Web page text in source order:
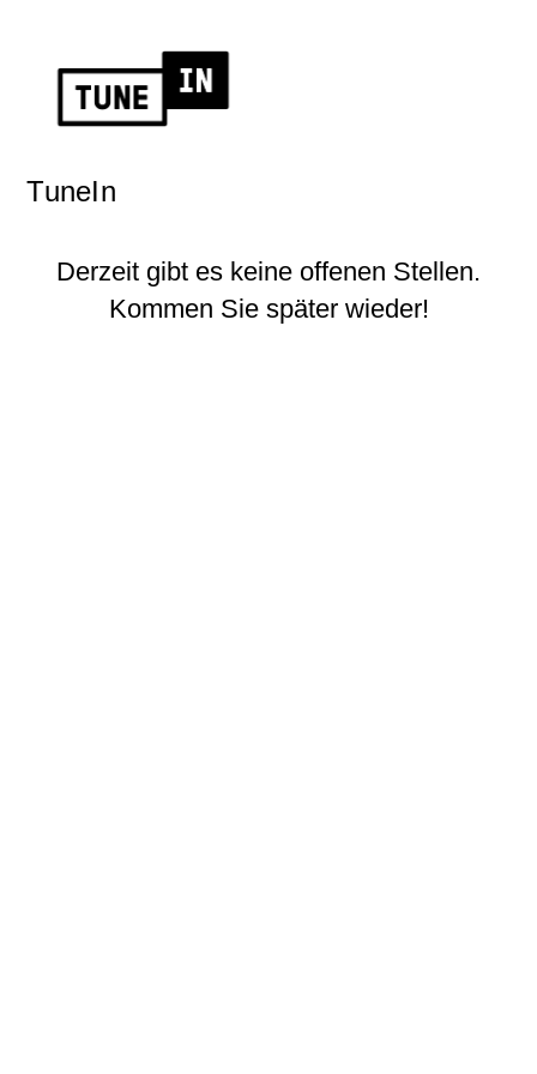
TuneIn
Derzeit gibt es keine offenen Stellen.
Kommen Sie später wieder!